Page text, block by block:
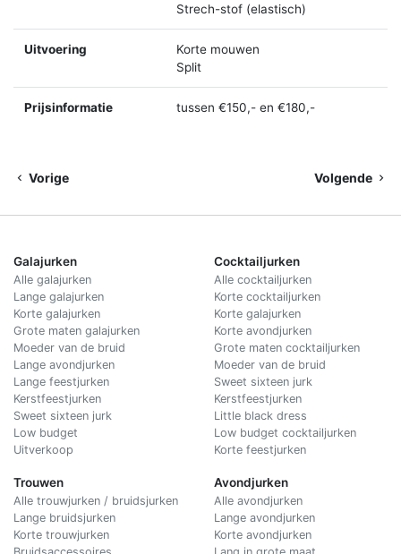
Strech-stof (elastisch)
Uitvoering
Korte mouwen
Split
Prijsinformatie tussen €150,- en €180,-
Vorige Volgende
Galajurken
Alle galajurken
Lange galajurken
Korte galajurken
Grote maten galajurken
Moeder van de bruid
Lange avondjurken
Lange feestjurken
Kerstfeestjurken
Sweet sixteen jurk
Low budget
Uitverkoop
Trouwen
Alle trouwjurken / bruidsjurken
Lange bruidsjurken
Korte trouwjurken
Cocktailjurken
Alle cocktailjurken
Korte cocktailjurken
Korte galajurken
Korte avondjurken
Grote maten cocktailjurken
Moeder van de bruid
Sweet sixteen jurk
Kerstfeestjurken
Little black dress
Low budget cocktailjurken
Korte feestjurken
Avondjurken
Alle avondjurken
Lange avondjurken
Korte avondjurken